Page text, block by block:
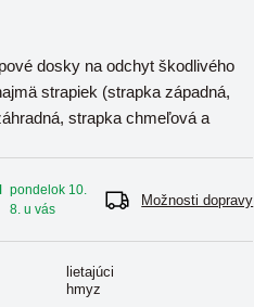
dosky na odchyt škodlivého
strapiek (strapka západná,
strapka chmeľová a
pondelok 10.
8. u vás
Možnosti dopravy
lietajúci
hmyz